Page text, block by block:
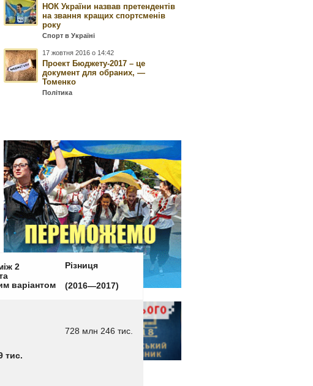
2
варіантом
Різниця
(2016—2017)
тис.
728 млн 246 тис.
НОК України назвав претендентів
на звання кращих спортсменів
року
Спорт в Україні
17 жовтня 2016 о 14:42
Проект Бюджету-2017 – це
документ для обраних, —
Томенко
Політика